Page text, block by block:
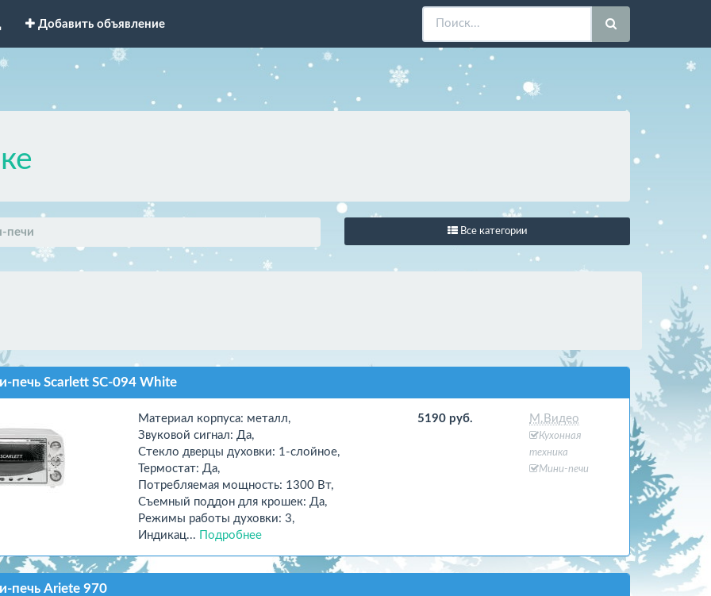
Добавить объявление
печи Все категории
печь Scarlett SC-094 White
Материал корпуса: металл,
Звуковой сигнал: Да,
Стекло дверцы духовки: 1-слойное,
Термостат: Да,
Потребляемая мощность: 1300 Вт,
Съемный поддон для крошек: Да,
Режимы работы духовки: 3,
Индикац...
Подробнее
5190 руб. М.Видео
Кухонная
техника
Мини-печи
печь Ariete 970